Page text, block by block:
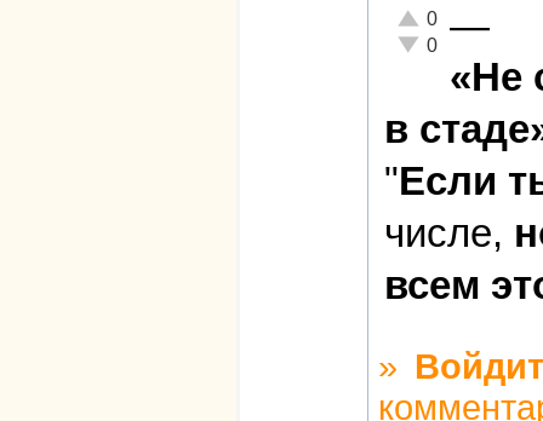
Отлично!
0
Неадекватно!
0 —
«Не
в
"Если
числе,
всем
»